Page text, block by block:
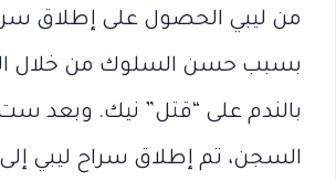
من ليبي الحصول على إطلاق
بسبب حسن السلوك من خلال
بالندم على “قتل” نيك. وبعد
السجن، تم إطلاق سراح ليبي